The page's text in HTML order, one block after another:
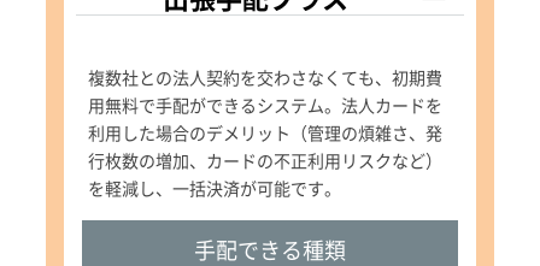
複数社との法人契約を交わさなくても、初期費
用無料で手配ができるシステム。法人カードを
利用した場合のデメリット（管理の煩雑さ、発
行枚数の増加、カードの不正利用リスクなど）
を軽減し、一括決済が可能です。
手配できる種類